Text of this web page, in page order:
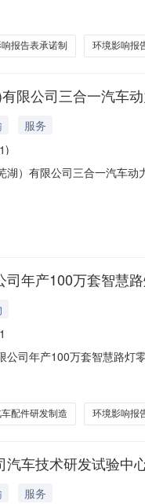
理有关规定执行。若对本
湖市
报告表承诺制 环境影响报
限公司三合一汽车
服务
湖）有限公司三合一汽车
管理有关规定执行。若对
湖
年产100万套智慧
公司年产100万套智慧路
5个工作日。公示期按行政
配件研发制造 环境影响报
车技术研发试验中
服务